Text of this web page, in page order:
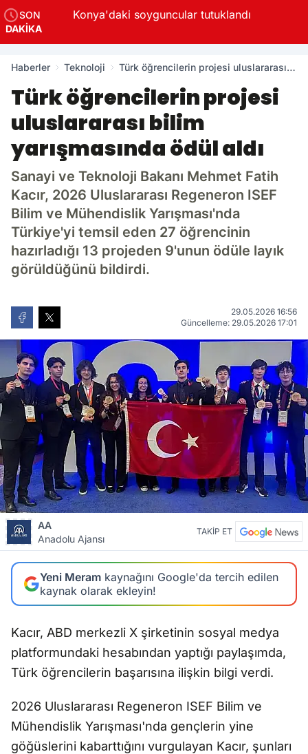
SON
DAKİKA
Konya'daki soyguncular tutuklandı
Haberler Teknoloji
Türk öğrencilerin projesi uluslararası
Türk öğrencilerin projesi
uluslararası bilim
yarışmasında ödül aldı
Sanayi ve Teknoloji Bakanı Mehmet Fatih
Kacır, 2026 Uluslararası Regeneron ISEF
Bilim ve Mühendislik Yarışması'nda
Türkiye'yi temsil eden 27 öğrencinin
hazırladığı 13 projeden 9'unun ödüle layık
görüldüğünü bildirdi.
29.05.2026 16:56
Güncelleme: 29.05.2026 17:01
AA
Anadolu Ajansı
TAKİP ET
Yeni Meram kaynağını Google'da tercih edilen
kaynak olarak ekleyin!
Kacır, ABD merkezli X şirketinin sosyal medya
platformundaki hesabından yaptığı paylaşımda,
Türk öğrencilerin başarısına ilişkin bilgi verdi.
2026 Uluslararası Regeneron ISEF Bilim ve
Mühendislik Yarışması'nda gençlerin yine
göğüslerini kabarttığını vurgulayan Kacır, şunları